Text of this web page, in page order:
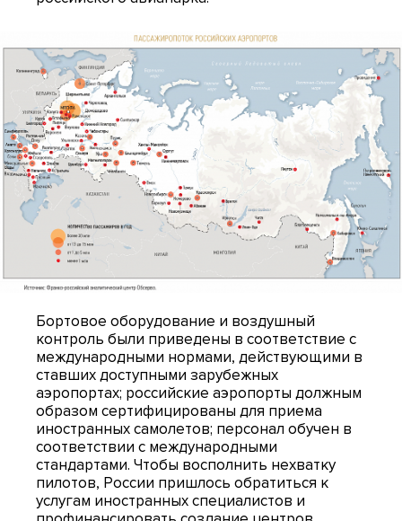
Бортовое оборудование и воздушный
контроль были приведены в соответствие с
международными нормами, действующими в
ставших доступными зарубежных
аэропортах; российские аэропорты должным
образом сертифицированы для приема
иностранных самолетов; персонал обучен в
соответствии с международными
стандартами. Чтобы восполнить нехватку
пилотов, России пришлось обратиться к
услугам иностранных специалистов и